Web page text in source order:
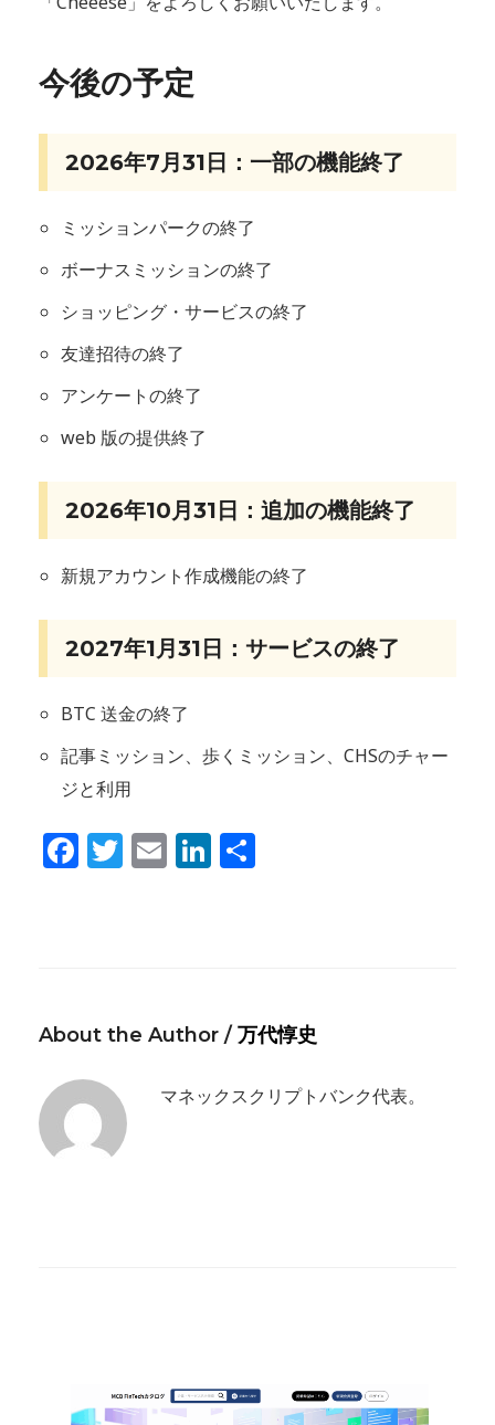
今後の予定
2026年7月31日：一部の機能終了
ミッションパークの終了
ボーナスミッションの終了
ショッピング・サービスの終了
友達招待の終了
アンケートの終了
web 版の提供終了
2026年10月31日：追加の機能終了
新規アカウント作成機能の終了
2027年1月31日：サービスの終了
BTC 送金の終了
記事ミッション、歩くミッション、CHSのチャー
ジと利用
Facebook
Twitter
EmailLinkedIn
About the Author / 万代惇史
マネックスクリプトバンク代表。